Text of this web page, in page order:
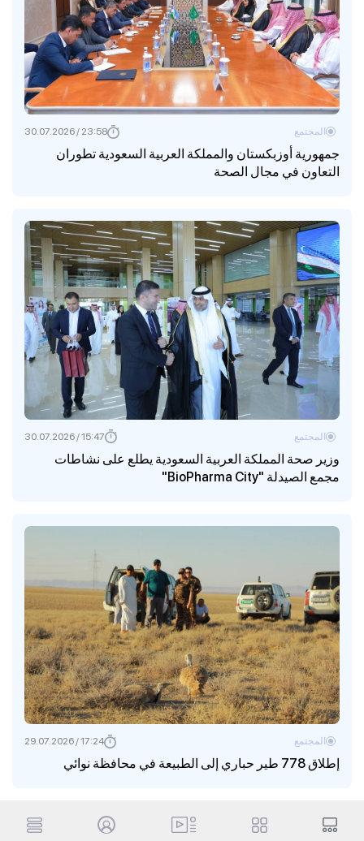
جمهورية أوزبكستان والمملكة العربية السعودية تطوران
التعاون في مجال الصحة
المجتمع 23:58 / 30.07.2026
وزير صحة المملكة العربية السعودية يطلع على نشاطات
مجمع الصيدلة "BioPharma City"
المجتمع 15:47 / 30.07.2026
إطلاق 778 طير حباري إلى الطبيعة في محافظة نوائي
المجتمع 17:24 / 29.07.2026